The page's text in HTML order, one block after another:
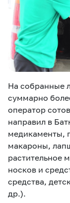
На собранные
суммарно
оператор
направил в
медикаменты,
макароны,
растительное
носков и
средства,
др.).